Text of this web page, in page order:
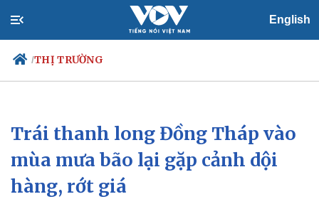
English
/THỊ TRƯỜNG
Chính trị
Đảng
Tổ chức nhân sự
Quốc hội
Nhận diện sự thật
Xã hội
Tin 24h
Dự báo thời tiết
Trái thanh long Đồng Tháp vào
mùa mưa bão lại gặp cảnh dội
hàng, rớt giá